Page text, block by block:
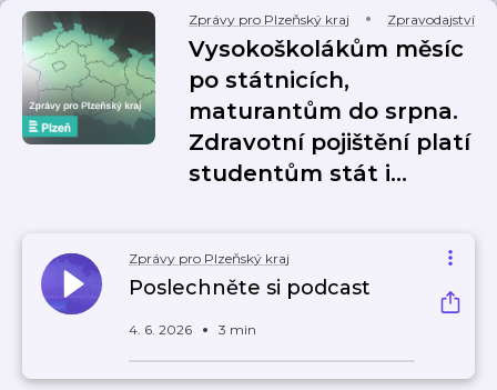
Zprávy pro Plzeňský kraj Zpravodajství
Vysokoškolákům měsíc
po státnicích,
maturantům do srpna.
Zdravotní pojištění platí
studentům stát i…
Zprávy pro Plzeňský kraj
Poslechněte si podcast
4. 6. 2026 3 min